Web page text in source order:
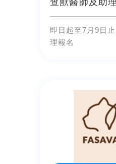
查獸醫師及助
班(家畜家禽合
即日起至7月9日
理報名